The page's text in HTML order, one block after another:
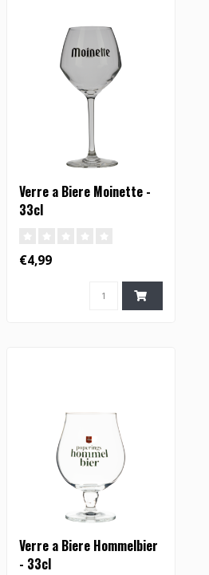
Verre a Biere Moinette -
33cl
€4,99
Verre a Biere Hommelbier
- 33cl